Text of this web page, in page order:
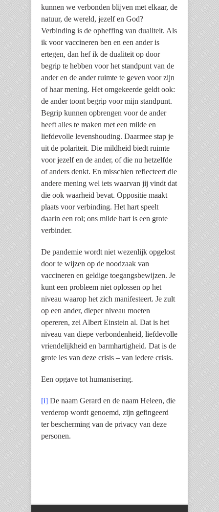
kunnen we verbonden blijven met elkaar, de
natuur, de wereld, jezelf en God?
Verbinding is de opheffing van dualiteit. Als
ik voor vaccineren ben en een ander is
ertegen, dan hef ik de dualiteit op door
begrip te hebben voor het standpunt van de
ander en de ander ruimte te geven voor zijn
of haar mening. Het omgekeerde geldt ook:
de ander toont begrip voor mijn standpunt.
Begrip kunnen opbrengen voor de ander
heeft alles te maken met een milde en
liefdevolle levenshouding. Daarmee stap je
uit de polariteit. Die mildheid biedt ruimte
voor jezelf en de ander, of die nu hetzelfde
of anders denkt. En misschien reflecteert die
andere mening wel iets waarvan jij vindt dat
die ook waarheid bevat. Oppositie maakt
plaats voor verbinding. Het hart speelt
daarin een rol; ons milde hart is een grote
verbinder.
De pandemie wordt niet wezenlijk opgelost
door te wijzen op de noodzaak van
vaccineren en geldige toegangsbewijzen. Je
kunt een probleem niet oplossen op het
niveau waarop het zich manifesteert. Je zult
op een ander, dieper niveau moeten
opereren, zei Albert Einstein al. Dat is het
niveau van diepe verbondenheid, liefdevolle
vriendelijkheid en barmhartigheid. Dat is de
grote les van deze crisis – van iedere crisis.
Een opgave tot humanisering.
[i] De naam Gerard en de naam Heleen, die
verderop wordt genoemd, zijn gefingeerd
ter bescherming van de privacy van deze
personen.